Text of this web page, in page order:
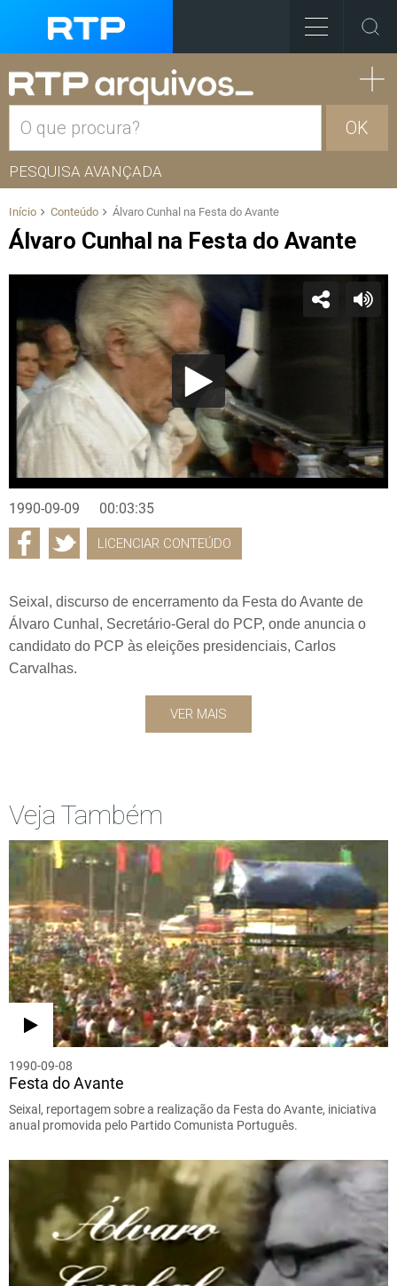
OK
PESQUISA AVANÇADA
Início Conteúdo Álvaro Cunhal na Festa do Avante
Álvaro Cunhal na Festa do Avante
1990-09-09 00:03:35
LICENCIAR CONTEÚDO
Seixal, discurso de encerramento da Festa do Avante de
Álvaro Cunhal, Secretário-Geral do PCP, onde anuncia o
candidato do PCP às eleições presidenciais, Carlos
Carvalhas.
VER MAIS
Veja Também
1990-09-08
Festa do Avante
Seixal, reportagem sobre a realização da Festa do Avante, iniciativa
anual promovida pelo Partido Comunista Português.